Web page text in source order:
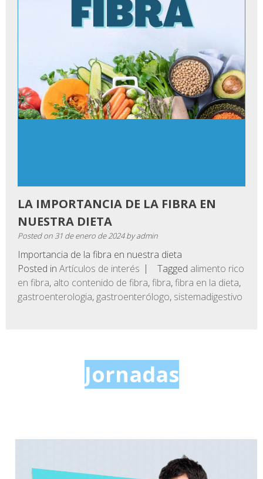
LA IMPORTANCIA DE LA FIBRA EN
NUESTRA DIETA
Posted on31 de enero de 2024byadmin
Importancia de la fibra en nuestra dieta
Posted in Artículos de interés Tagged alimento rico
en fibra, alto contenido de fibra,fibra,fibra en la dieta,
gastroenterologia, gastroenterólogo, sistemadigestivo
Jornadas